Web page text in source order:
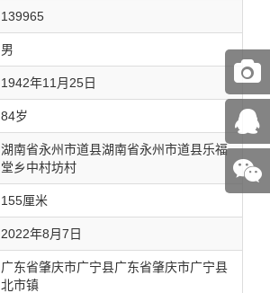
139965
男
1942年11月25日
84岁
湖南省永州市道县湖南省永州市道县乐福
堂乡中村坊村
155厘米
2022年8月7日
广东省肇庆市广宁县广东省肇庆市广宁县
北市镇